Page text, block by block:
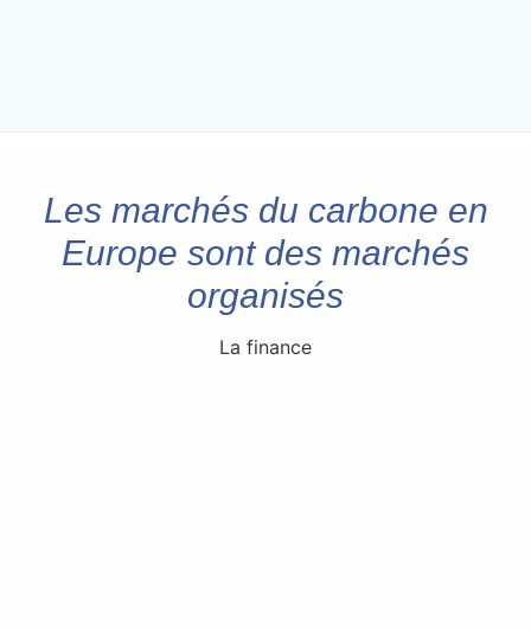
Les marchés du carbone en
Europe sont des marchés
organisés
La finance